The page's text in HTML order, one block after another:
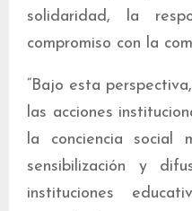
solidaridad, la
compromiso con la
“Bajo esta
las acciones
la conciencia social
sensibilización y
instituciones